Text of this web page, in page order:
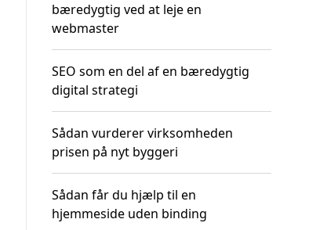
bæredygtig ved at leje en
webmaster
SEO som en del af en bæredygtig
digital strategi
Sådan vurderer virksomheden
prisen på nyt byggeri
Sådan får du hjælp til en
hjemmeside uden binding